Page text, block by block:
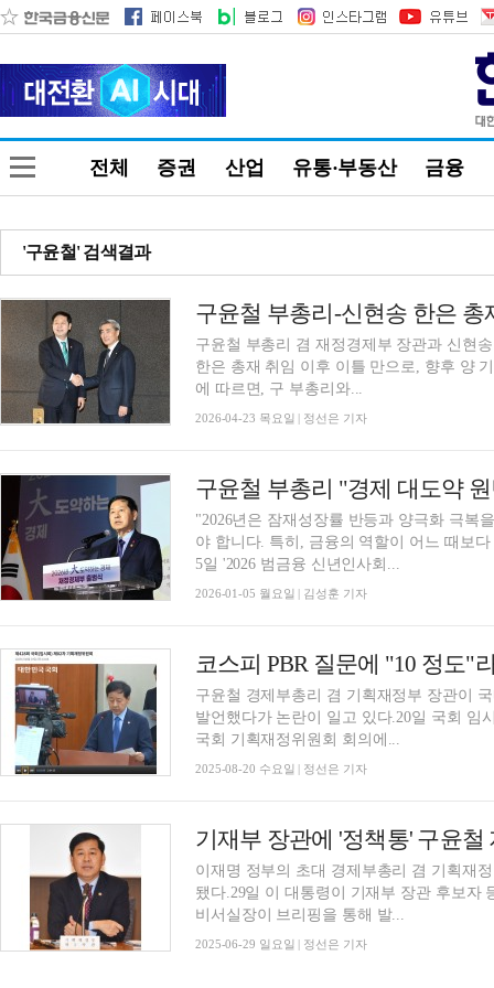
전체 증권 산업 유통·부동산 금융
'구윤철' 검색결과
구윤철 부총리 겸 재정경제부 장관과 신현
한은 총재 취임 이후 이틀 만으로, 향후 양
에 따르면, 구 부총리와...
2026-04-23 목요일 | 정선은 기자
"2026년은 잠재성장률 반등과 양극화 극복
야 합니다. 특히, 금융의 역할이 어느 때보
5일 '2026 범금융 신년인사회...
2026-01-05 월요일 | 김성훈 기자
구윤철 경제부총리 겸 기획재정부 장관이
발언했다가 논란이 일고 있다.20일 국회 임
국회 기획재정위원회 회의에...
2025-08-20 수요일 | 정선은 기자
기재부 장관에 '정책통' 구윤
이재명 정부의 초대 경제부총리 겸 기획재
됐다.29일 이 대통령이 기재부 장관 후보자
비서실장이 브리핑을 통해 발...
2025-06-29 일요일 | 정선은 기자